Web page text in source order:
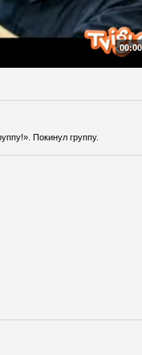
Покинул группу.